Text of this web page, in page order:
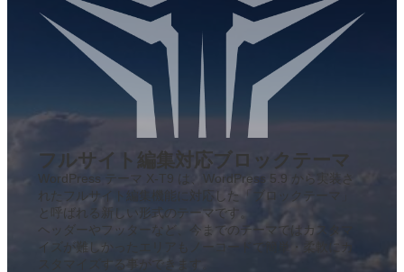
フルサイト編集対応ブロックテーマ
WordPress テーマ X-T9 は、WordPress 5.9 から実装さ
れたフルサイト編集機能に対応した「ブロックテーマ」
と呼ばれる新しい形式のテーマです。
ヘッダーやフッターなど、今までのテーマではカスタマ
イズが難しかったエリアもノーコードで簡単・柔軟にカ
スタマイズする事ができます。